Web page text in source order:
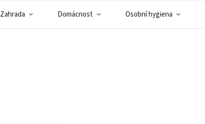
Zahrada Domácnost Osobní hygiena